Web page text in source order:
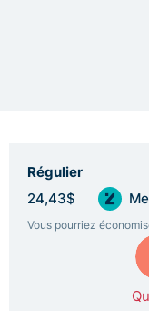
Régulier
24,43$
Vous pourriez